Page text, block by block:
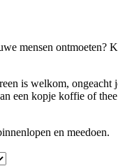
mensen ontmoeten?
is welkom, ongeacht
een kopje koffie of
en meedoen.